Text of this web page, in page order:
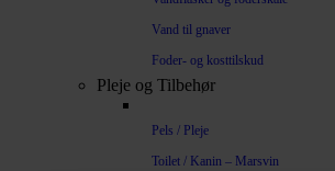
Vand til gnaver
Foder- og kosttilskud
Pleje og Tilbehør
Pels / Pleje
Toilet / Kanin – Marsvin